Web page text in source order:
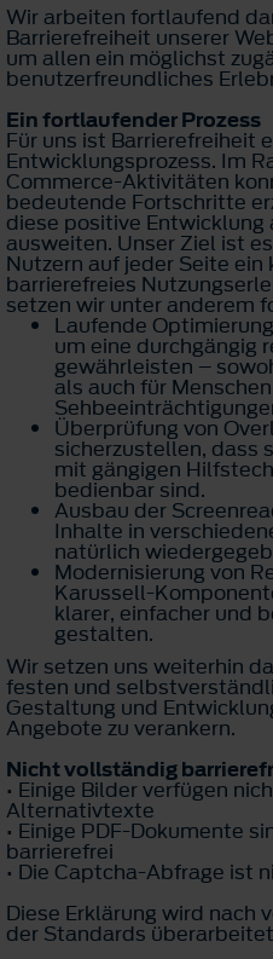
Wir arbeiten fortlaufend
Barrierefreiheit unserer
um allen ein möglichst
benutzerfreundliches
Ein fortlaufender Prozess
Für uns ist Barrierefreiheit
Entwicklungsprozess. Im
Commerce-Aktivitäten
bedeutende Fortschritte
diese positive
ausweiten. Unser Ziel ist
Nutzern auf jeder Seite
barrierefreies
setzen wir unter anderem
Laufende
um eine durchgängig
gewährleisten –
als auch für
Überprüfung von
sicherzustellen, dass
mit gängigen
bedienbar sind.
Ausbau der
Inhalte in
natürlich
Modernisierung von
Karussell-
klarer, einfacher und
gestalten.
Wir setzen uns weiterhin
festen und
Gestaltung und
Angebote zu verankern.
Nicht vollständig
• Einige Bilder verfügen
Alternativtexte
• Einige PDF-Dokumente
barrierefrei
• Die Captcha-Abfrage ist
Diese Erklärung wird nach
der Standards